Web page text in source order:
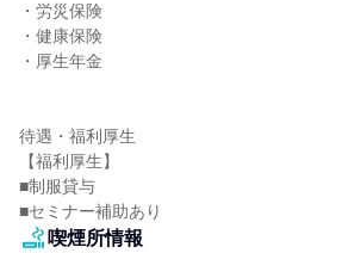
・労災保険
・健康保険
・厚生年金
待遇・福利厚生
【福利厚生】
■制服貸与
■セミナー補助あり
喫煙所情報